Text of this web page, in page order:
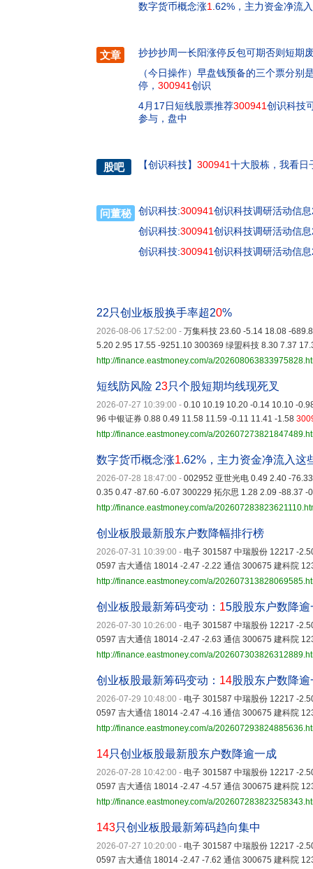
数字货币概念涨1 .62%，主力资金净流
文章
抄抄抄周一长阳涨停反包可期否则短期
（今日操作）早盘钱预备的三个票分别
停， 300941创识
4月17日短线股票推荐300941创识科技
参与，盘中
股吧 【创识科技】 300941十大股栋，我看日
问董秘 创识科技:300941创识科技调研活动信
创识科技:300941创识科技调研活动信
创识科技:300941创识科技调研活动信
22只创业板股换手率超20%
2026-08-06 17:52:00 - 万集科技 23.60 -5.14 18.08 -
5.20 2.95 17.55 -9251.10 300369 绿盟科技 8.30 7.37
http://finance.eastmoney.com/a/
短线防风险 23只个股短期均线现死叉
2026-07-27 10:39:00 - 0.10 10.19 10.20 -0.14 10.10 -
96 中银证券 0.88 0.49 11.58 11.59 -0.11 11.41 -1.58
http://finance.eastmoney.com/a/
数字货币概念涨1.62%，主力资金净流入这
2026-07-28 18:47:00 - 002952 亚世光电 0.49 2.40 -
0.35 0.47 -87.60 -6.07 300229 拓尔思 1.28 2.09 -88.37 -
http://finance.eastmoney.com/a/
创业板股最新股东户数降幅排行榜
2026-07-31 10:39:00 - 电子 301587 中瑞股份 12217 -
0597 吉大通信 18014 -2.47 -2.22 通信 300675 建科院
http://finance.eastmoney.com/a/
创业板股最新筹码变动： 15股股东户数降逾
2026-07-30 10:26:00 - 电子 301587 中瑞股份 12217 -
0597 吉大通信 18014 -2.47 -2.63 通信 300675 建科院
http://finance.eastmoney.com/a/
创业板股最新筹码变动： 14股股东户数降逾
2026-07-29 10:48:00 - 电子 301587 中瑞股份 12217 -
0597 吉大通信 18014 -2.47 -4.16 通信 300675 建科院
http://finance.eastmoney.com/a/
14只创业板股最新股东户数降逾一成
2026-07-28 10:42:00 - 电子 301587 中瑞股份 12217 -
0597 吉大通信 18014 -2.47 -4.57 通信 300675 建科院
http://finance.eastmoney.com/a/
143只创业板股最新筹码趋向集中
2026-07-27 10:20:00 - 电子 301587 中瑞股份 12217 -
0597 吉大通信 18014 -2.47 -7.62 通信 300675 建科院